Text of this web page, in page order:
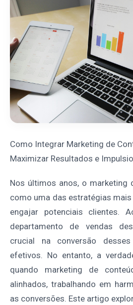
Como Integrar Marketing de
Maximizar Resultados e
Nos últimos anos, o marketing
como uma das estratégias
engajar potenciais clientes.
departamento de vendas
crucial na conversão
efetivos. No entanto, a
quando marketing de
alinhados, trabalhando em
as conversões. Este artigo